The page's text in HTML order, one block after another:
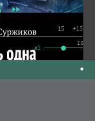
1.0
x1
-15 +15